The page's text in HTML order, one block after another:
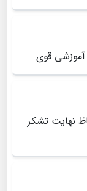
آموزشی قوی
نهایت تشکر